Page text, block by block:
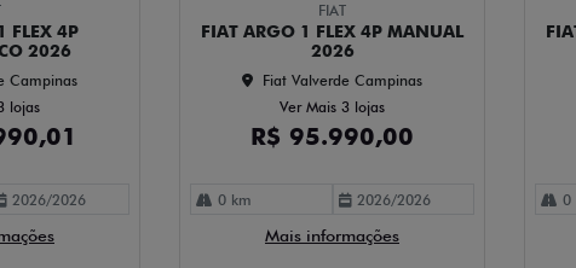
FLEX 4P
2026
Campinas
lojas
2026/2026
FIAT
FIAT ARGO 1 FLEX 4P MANUAL
2026
Fiat Valverde Campinas
Ver Mais 3 lojas
R$ 95.990,00
0 km 2026/2026
Mais informações
0